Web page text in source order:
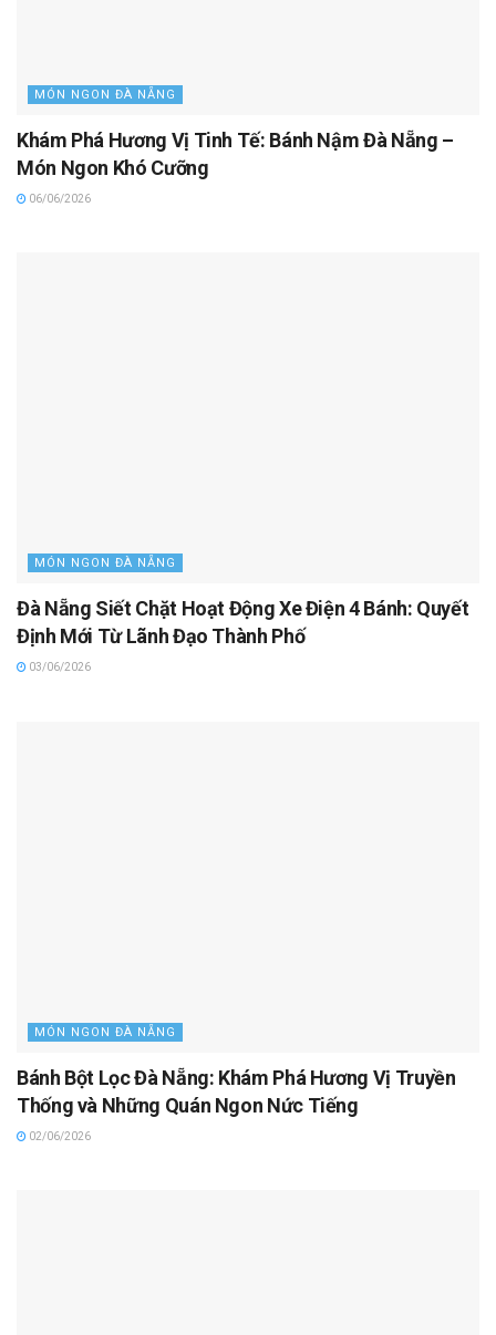
MÓN NGON ĐÀ NẴNG
Khám Phá Hương Vị Tinh Tế: Bánh Nậm Đà Nẵng –
Món Ngon Khó Cưỡng
06/06/2026
MÓN NGON ĐÀ NẴNG
Đà Nẵng Siết Chặt Hoạt Động Xe Điện 4 Bánh: Quyết
Định Mới Từ Lãnh Đạo Thành Phố
03/06/2026
MÓN NGON ĐÀ NẴNG
Bánh Bột Lọc Đà Nẵng: Khám Phá Hương Vị Truyền
Thống và Những Quán Ngon Nức Tiếng
02/06/2026